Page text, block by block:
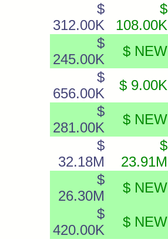
$
312.00K
$
108.00K
$
245.00K
$ NEW
$
656.00K
$ 9.00K
$
281.00K
$ NEW
$
32.18M
$
23.91M
$
26.30M
$ NEW
$
420.00K
$ NEW